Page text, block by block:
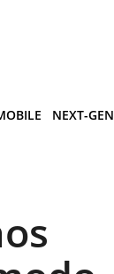
NEXT-GEN